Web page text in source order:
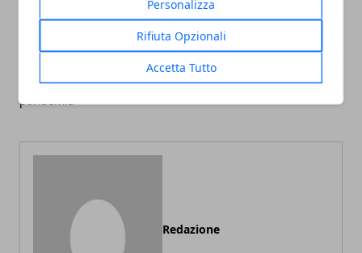
Personalizza
Rifiuta Opzionali
Accetta Tutto
Articolo Precedente
Com’è cambiato il modo di
fare shopping dopo la
pandemia
Articolo Successivo
Vacanza in Sardegna: 5
luoghi da non perdere
Redazione